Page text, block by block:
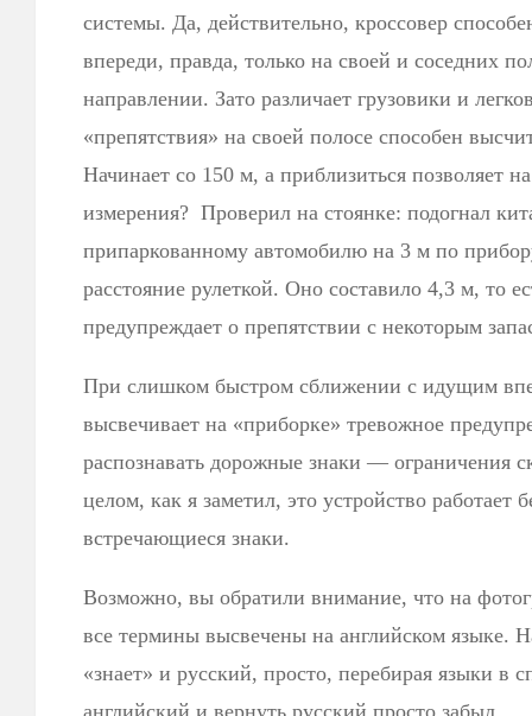
системы. Да, действительно, кроссовер
впереди, правда, только на своей и соседних
направлении. Зато различает грузовики и
«препятствия» на своей полосе способен
Начинает со 150 м, а приблизиться позволяет
измерения? Проверил на стоянке: подогнал
припаркованному автомобилю на 3 м по
расстояние рулеткой. Оно составило 4,3 м, то
предупреждает о препятствии с некоторым
При слишком быстром сближении с идущим
высвечивает на «приборке» тревожное
распознавать дорожные знаки — ограничения
целом, как я заметил, это устройство работает
встречающиеся знаки.
Возможно, вы обратили внимание, что на
все термины высвечены на английском языке.
«знает» и русский, просто, перебирая языки в
английский и вернуть русский просто забыл.